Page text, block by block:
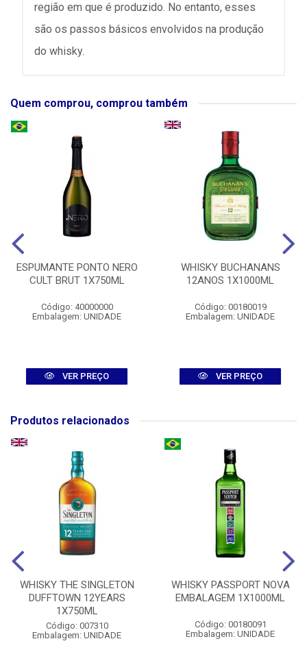
região em que é produzido. No entanto, esses
são os passos básicos envolvidos na produção
do whisky.
Quem comprou, comprou também
ESPUMANTE PONTO NERO
CULT BRUT 1X750ML
Código: 40000000
Embalagem: UNIDADE
VER PREÇO
WHISKY BUCHANANS
12ANOS 1X1000ML
Código: 00180019
Embalagem: UNIDADE
VER PREÇO
Produtos relacionados
WHISKY THE SINGLETON
DUFFTOWN 12YEARS
1X750ML
Código: 007310
Embalagem: UNIDADE
WHISKY PASSPORT NOVA
EMBALAGEM 1X1000ML
Código: 00180091
Embalagem: UNIDADE